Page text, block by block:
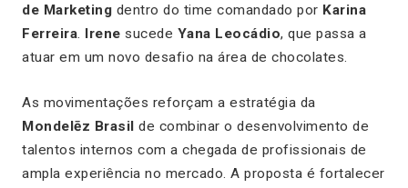
de Marketing dentro do time comandado por Karina
Ferreira. Irene sucede Yana Leocádio, que passa a
atuar em um novo desafio na área de chocolates.
As movimentações reforçam a estratégia da
Mondelēz Brasil de combinar o desenvolvimento de
talentos internos com a chegada de profissionais de
ampla experiência no mercado. A proposta é fortalecer